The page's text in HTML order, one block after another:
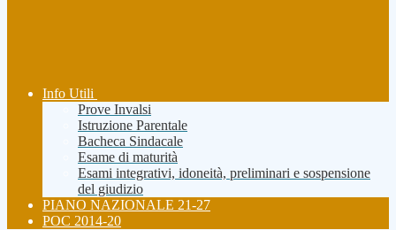
Info Utili
Prove Invalsi
Istruzione Parentale
Bacheca Sindacale
Esame di maturità
Esami integrativi, idoneità, preliminari e sospensione
del giudizio
PIANO NAZIONALE 21-27
POC 2014-20